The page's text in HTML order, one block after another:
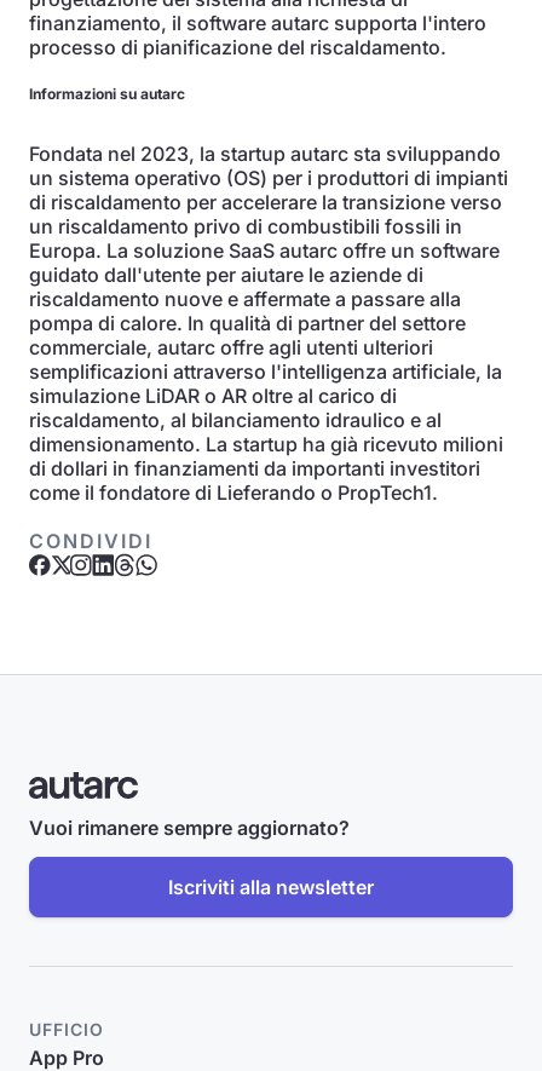
finanziamento, il software autarc supporta l'intero
processo di pianificazione del riscaldamento.
Informazioni su autarc
Fondata nel 2023, la startup autarc sta sviluppando
un sistema operativo (OS) per i produttori di impianti
di riscaldamento per accelerare la transizione verso
un riscaldamento privo di combustibili fossili in
Europa. La soluzione SaaS autarc offre un software
guidato dall'utente per aiutare le aziende di
riscaldamento nuove e affermate a passare alla
pompa di calore. In qualità di partner del settore
commerciale, autarc offre agli utenti ulteriori
semplificazioni attraverso l'intelligenza artificiale, la
simulazione LiDAR o AR oltre al carico di
riscaldamento, al bilanciamento idraulico e al
dimensionamento. La startup ha già ricevuto milioni
di dollari in finanziamenti da importanti investitori
come il fondatore di Lieferando o PropTech1.
CONDIVIDI
Vuoi rimanere sempre aggiornato?
Iscriviti alla newsletter
UFFICIO
App Pro